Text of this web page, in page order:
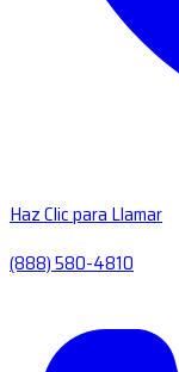
Haz Clic para Llamar
(888) 580-4810